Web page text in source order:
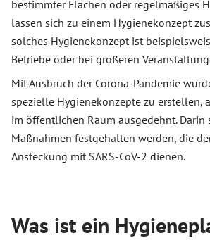
bestimmter Flächen oder regelmäßiges
lassen sich zu einem Hygienekonzept
solches Hygienekonzept ist
Betriebe oder bei größeren
Mit Ausbruch der Corona-Pandemie
spezielle Hygienekonzepte zu erstellen,
im öffentlichen Raum ausgedehnt.
Maßnahmen festgehalten werden, die
Ansteckung mit SARS-CoV-2 dienen.
Was ist ein